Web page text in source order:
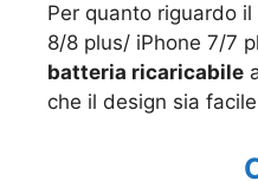
Per quanto riguardo
8/8 plus/ iPhone 7/7
batteria ricaricabile
che il design sia